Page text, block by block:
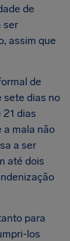
de
ser
assim que
de
sete dias no
21 dias
a mala não
a ser
até dois
para
los